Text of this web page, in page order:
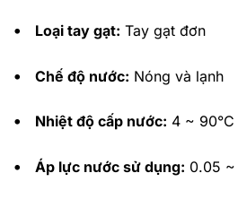
• Loại tay gạt: Tay gạt đơn
• Chế độ nước: Nóng và lạnh
• Nhiệt độ cấp nước: 4 ~ 90°C
• Áp lực nước sử dụng: 0.05 ~